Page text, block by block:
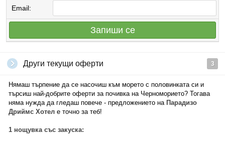
Email:
Запиши се
Други текущи оферти 3
Нямаш търпение да се насочиш към морето с половинката си и
търсиш най-добрите оферти за почивка на Черноморието? Тогава
няма нужда да гледаш повече - предложението на Парадизо
Дриймс Хотел е точно за теб!
1 нощувка със закуска: